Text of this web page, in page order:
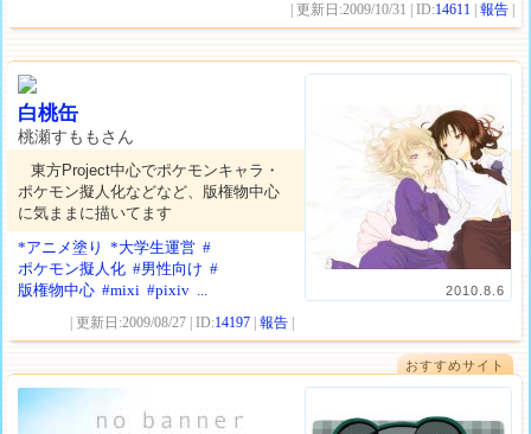
| 更新日:2009/10/31 | ID:14611 |報告
2010.8.6
白桃缶
桃瀬すももさん
東方Project中心でポケモンキャラ・
ポケモン擬人化などなど、版権物中心
に気ままに描いてます
*アニメ塗り
*大学生運営 #
ポケモン擬人化 #男性向け #
版権物中心 #mixi #pixiv ...
| 更新日:2009/08/27 | ID:14197 |報告
おすすめサイト